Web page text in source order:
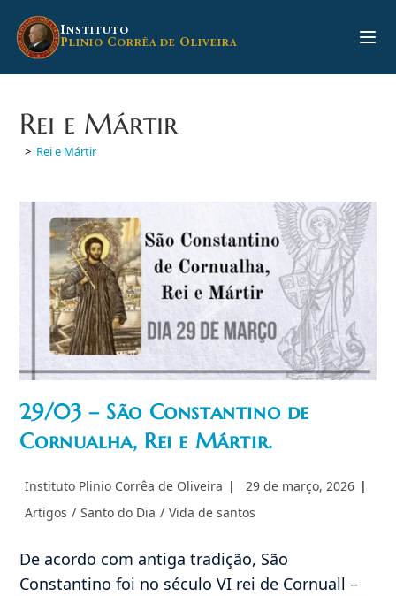
para
INSTITUTO
PLINIO CORRÊA DE OLIVEIRA
Rei e Mártir
> Rei e Mártir
29/03 – São Constantino de
Cornualha, Rei e Mártir.
Autor
post:
Instituto Plinio Corrêa de Oliveira
Post
29 de março, 2026
Categoria
Artigos / Santo do Dia / Vida de santos
De acordo com antiga tradição, São
Constantino foi no século VI rei de Cornuall –